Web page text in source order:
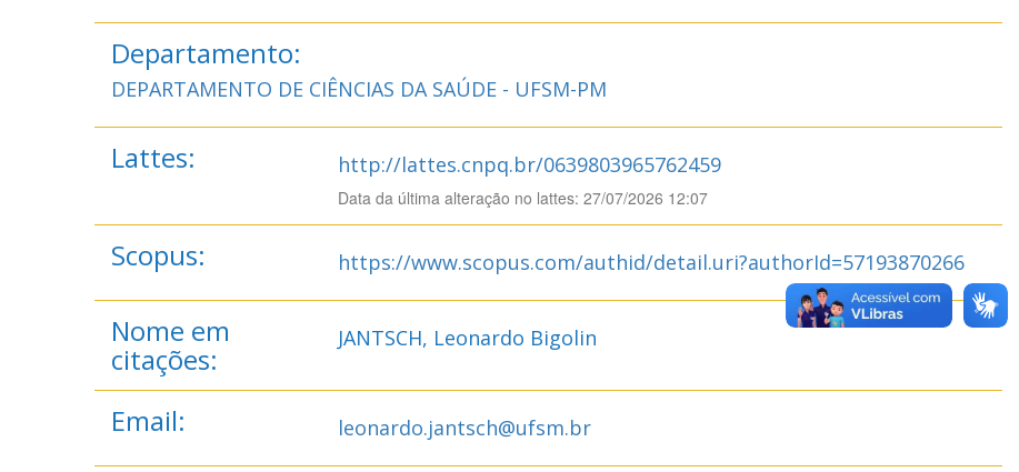
Departamento:
DEPARTAMENTO DE CIÊNCIAS DA SAÚDE - UFSM-PM
Lattes: http://lattes.cnpq.br/0639803965762459
Data da última alteração no lattes: 27/07/2026 12:07
Scopus: https://www.scopus.com/authid/detail.uri?authorId=57193870266
Nome em
citações:
JANTSCH, Leonardo Bigolin
Email: leonardo.jantsch@ufsm.br